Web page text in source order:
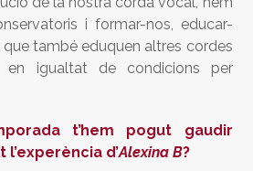
i formar-nos, educar-
també eduquen altres cordes
en igualtat de condicions per
t’hem pogut gaudir
d’Alexina B?